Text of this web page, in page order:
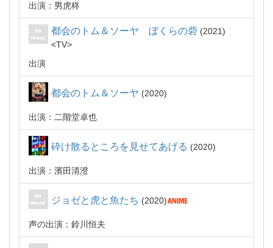
出演：男虎柊
都会のトム＆ソーヤ ぼくらの砦
2021
TV
出演
都会のトム＆ソーヤ 2020
出演：二階堂卓也
砕け散るところを見せてあげる 2020
出演：濱田清澄
ジョゼと虎と魚たち 2020
声の出演：鈴川恒夫